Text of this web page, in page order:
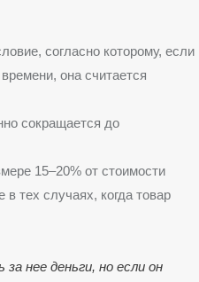
согласно которому, если
она считается
сокращается до
15–20% от стоимости
тех случаях, когда товар
нее деньги, но если он